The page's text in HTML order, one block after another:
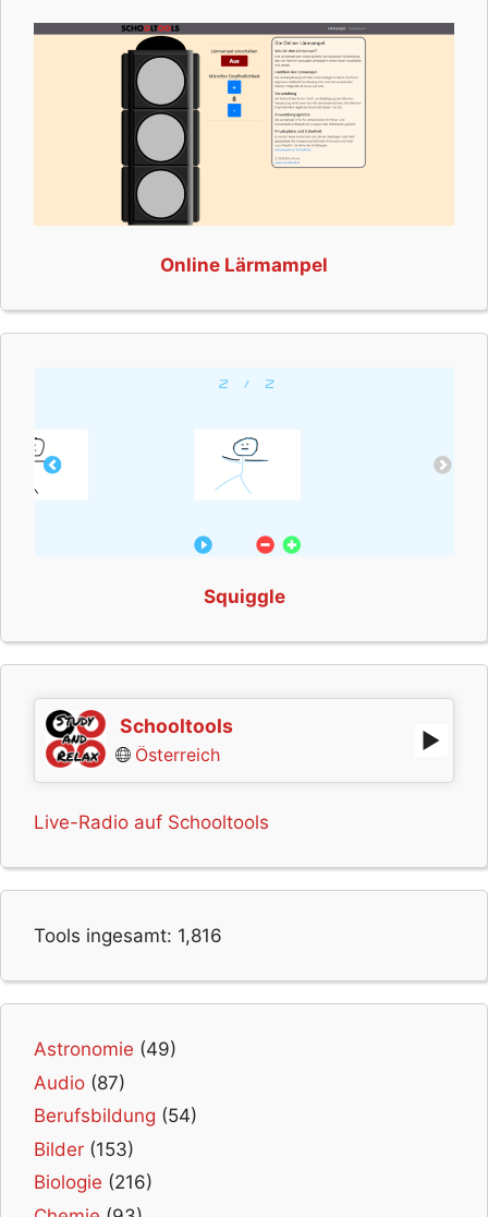
Online Lärmampel
Squiggle
Schooltools
Österreich
Live-Radio auf Schooltools
Tools ingesamt: 1,816
Astronomie (49)
Audio (87)
Berufsbildung (54)
Bilder (153)
Biologie (216)